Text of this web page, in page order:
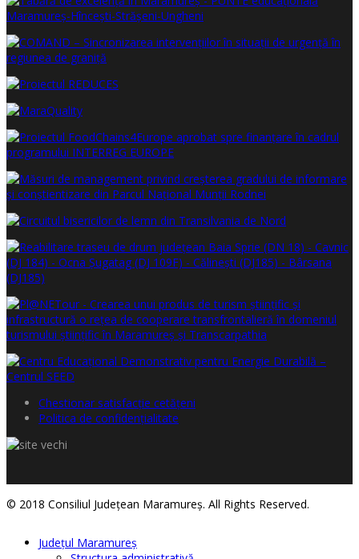
Chestionar satisfacţie cetăţeni
Politica de confidențialitate
© 2018 Consiliul Judeţean Maramureş. All Rights Reserved.
Judeţul Maramureş